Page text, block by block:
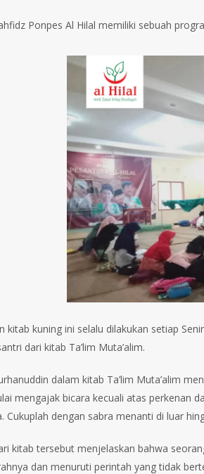
Ponpes Al Hilal memiliki sebuah
kitab kuning ini selalu dilakukan setiap
dari kitab Ta’lim Muta’alim.
dalam kitab Ta’lim Muta’alim
mengajak bicara kecuali atas perkenan
Cukuplah dengan sabra menanti di luar
kitab tersebut menjelaskan bahwa
dan menuruti perintah yang tidak